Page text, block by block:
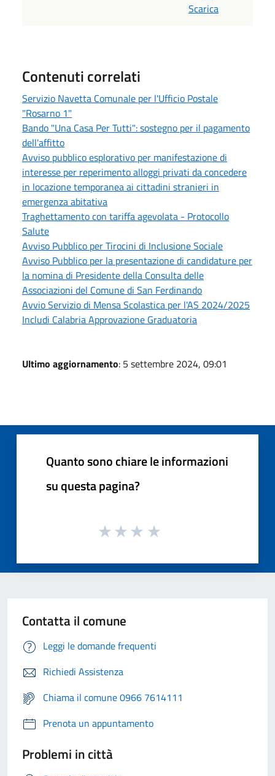
Scarica
Contenuti correlati
Servizio Navetta Comunale per l'Ufficio Postale
"Rosarno 1"
Bando "Una Casa Per Tutti": sostegno per il pagamento
dell'affitto
Avviso pubblico esplorativo per manifestazione di
interesse per reperimento alloggi privati da concedere
in locazione temporanea ai cittadini stranieri in
emergenza abitativa
Traghettamento con tariffa agevolata - Protocollo
Salute
Avviso Pubblico per Tirocini di Inclusione Sociale
Avviso Pubblico per la presentazione di candidature per
la nomina di Presidente della Consulta delle
Associazioni del Comune di San Ferdinando
Avvio Servizio di Mensa Scolastica per l'AS 2024/2025
Includi Calabria Approvazione Graduatoria
Ultimo aggiornamento: 5 settembre 2024, 09:01
Quanto sono chiare le informazioni
su questa pagina?
Contatta il comune
Leggi le domande frequenti
Richiedi Assistenza
Chiama il comune 0966 7614111
Prenota un appuntamento
Problemi in città